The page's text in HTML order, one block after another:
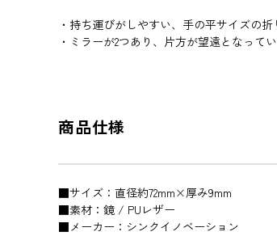
・持ち運びがしやすい、手の平サイズの折
・ミラーが2つあり、片方が望遠となってい
商品仕様
■サイズ：直径約72mm×厚み9mm
■素材：鏡 / PUレザー
■メーカー：シンクイノベーション